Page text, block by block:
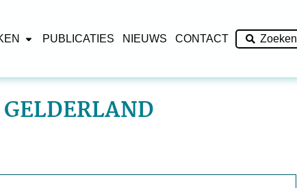
PUBLICATIES NIEUWS CONTACT Zoeken